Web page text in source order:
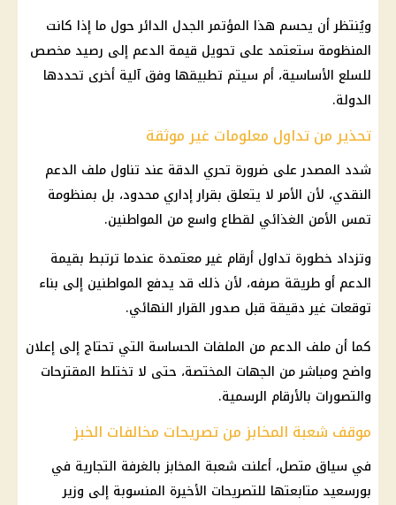
ويُنتظر أن يحسم هذا المؤتمر الجدل الدائر حول ما إذا كانت
المنظومة ستعتمد على تحويل قيمة الدعم إلى رصيد مخصص
للسلع الأساسية، أم سيتم تطبيقها وفق آلية أخرى تحددها
الدولة.
تحذير من تداول معلومات غير موثقة
شدد المصدر على ضرورة تحري الدقة عند تناول ملف الدعم
النقدي، لأن الأمر لا يتعلق بقرار إداري محدود، بل بمنظومة
تمس الأمن الغذائي لقطاع واسع من المواطنين.
وتزداد خطورة تداول أرقام غير معتمدة عندما ترتبط بقيمة
الدعم أو طريقة صرفه، لأن ذلك قد يدفع المواطنين إلى بناء
توقعات غير دقيقة قبل صدور القرار النهائي.
كما أن ملف الدعم من الملفات الحساسة التي تحتاج إلى إعلان
واضح ومباشر من الجهات المختصة، حتى لا تختلط المقترحات
والتصورات بالأرقام الرسمية.
موقف شعبة المخابز من تصريحات مخالفات الخبز
في سياق متصل، أعلنت شعبة المخابز بالغرفة التجارية في
بورسعيد متابعتها للتصريحات الأخيرة المنسوبة إلى وزير